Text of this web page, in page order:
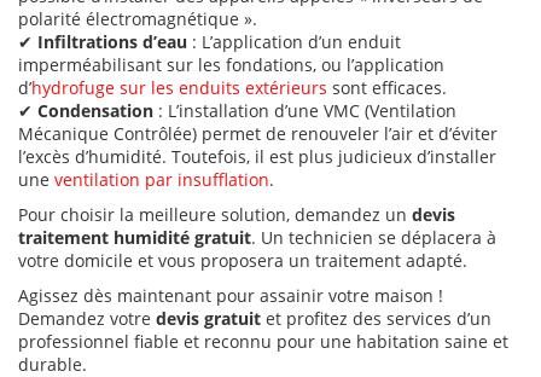
polarité électromagnétique ».
✔ Infiltrations d’eau : L’application d’un enduit
imperméabilisant sur les fondations, ou l’application
d’hydrofuge sur les enduits extérieurs sont efficaces.
✔ Condensation : L’installation d’une VMC (Ventilation
Mécanique Contrôlée) permet de renouveler l’air et d’éviter
l’excès d’humidité. Toutefois, il est plus judicieux d’installer
une ventilation par insufflation.
Pour choisir la meilleure solution, demandez un devis
traitement humidité gratuit. Un technicien se déplacera à
votre domicile et vous proposera un traitement adapté.
Agissez dès maintenant pour assainir votre maison !
Demandez votre devis gratuit et profitez des services d’un
professionnel fiable et reconnu pour une habitation saine et
durable.